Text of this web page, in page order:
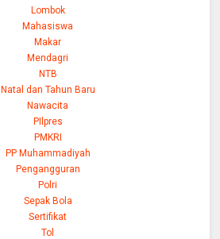
Lombok
Mahasiswa
Makar
Mendagri
NTB
Natal dan Tahun Baru
Nawacita
PIlpres
PMKRI
PP Muhammadiyah
Pengangguran
Polri
Sepak Bola
Sertifikat
Tol